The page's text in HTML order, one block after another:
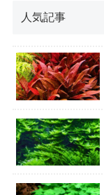
人気記事